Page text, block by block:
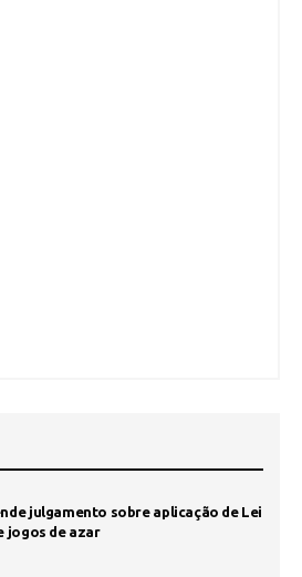
julgamento sobre aplicação de Lei
jogos de azar